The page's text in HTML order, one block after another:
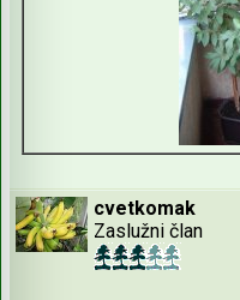
cvetkomak
Zaslužni član